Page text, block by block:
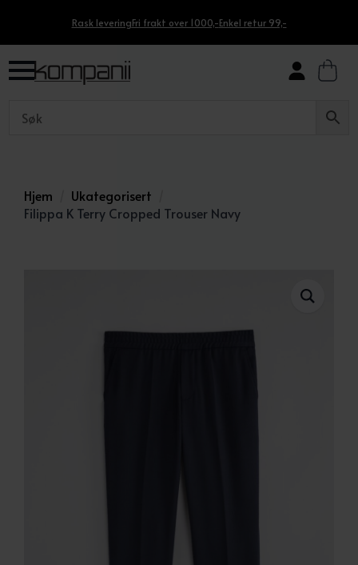
Rask leveringFri frakt over 1000,-Enkel retur 99,-
Hjem
Ukategorisert
Filippa K Terry Cropped Trouser Navy